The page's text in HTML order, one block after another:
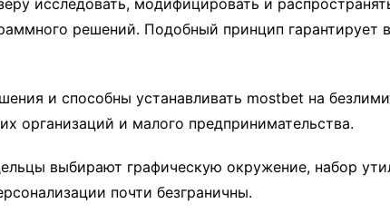
исследовать, модифицировать и
решений. Подобный принцип гарантирует
и способны устанавливать mostbet на
организаций и малого предпринимательства.
выбирают графическую окружение, набор
почти безграничны.